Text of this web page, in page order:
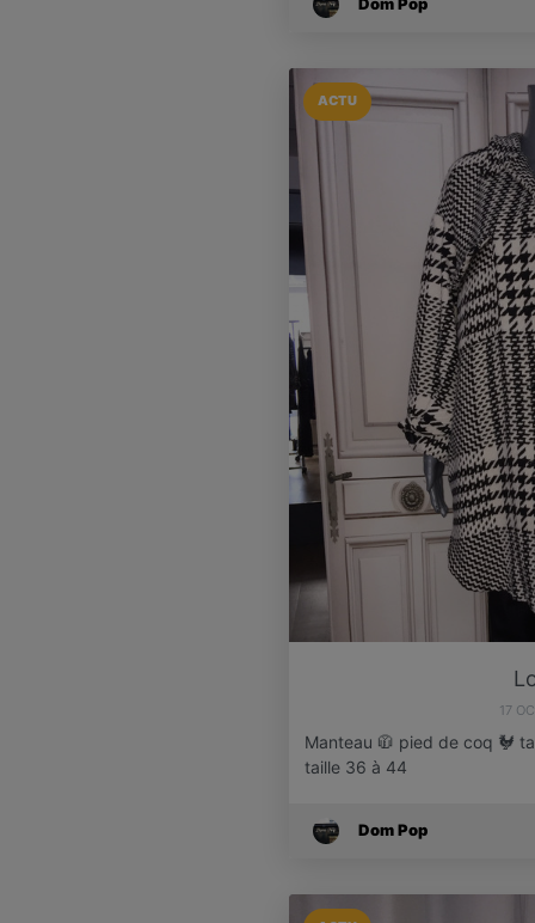
Dom Pop
ACTU
17
Manteau 🧥 pied de coq 🐓
taille 36 à 44
Dom Pop